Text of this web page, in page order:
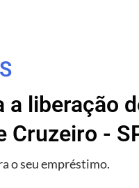
a liberação
Cruzeiro -
o seu empréstimo.